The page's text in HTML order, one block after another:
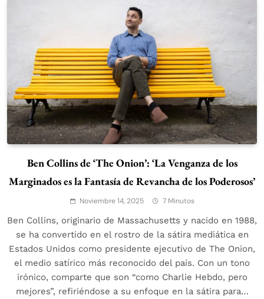
Ben Collins de ‘The Onion’: ‘La Venganza de los
Marginados es la Fantasía de Revancha de los Poderosos’
Noviembre 14, 2025 7 Minutos
Ben Collins, originario de Massachusetts y nacido en 1988,
se ha convertido en el rostro de la sátira mediática en
Estados Unidos como presidente ejecutivo de The Onion,
el medio satírico más reconocido del país. Con un tono
irónico, comparte que son “como Charlie Hebdo, pero
mejores”, refiriéndose a su enfoque en la sátira para…